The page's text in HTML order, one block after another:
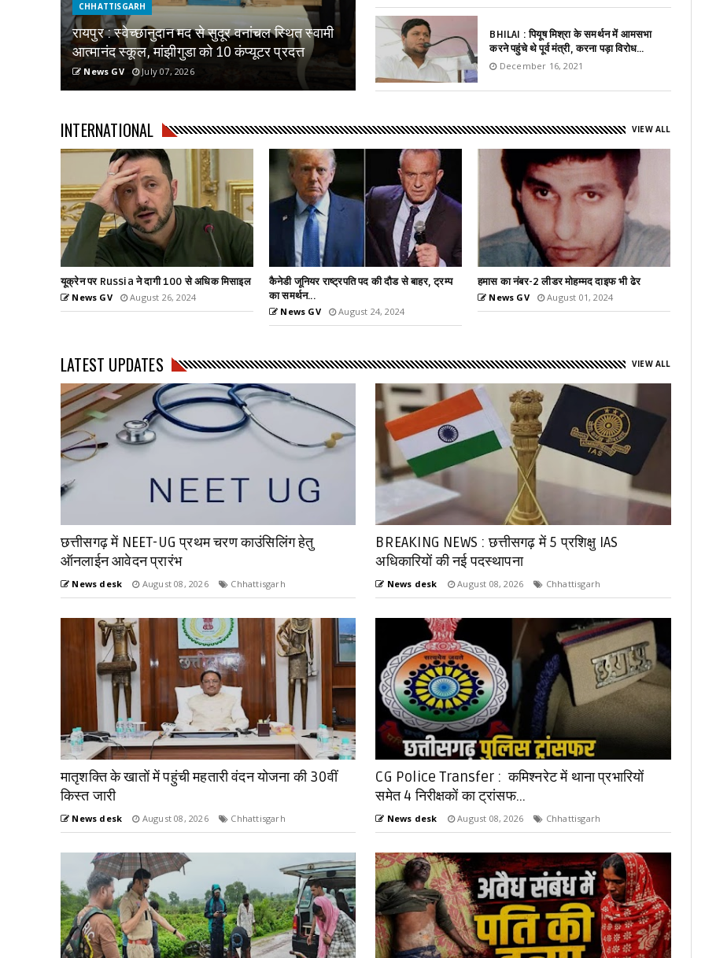
CHHATTISGARH
रायपुर : स्वेच्छानुदान मद से सुदूर वनांचल स्थित स्वामी
आत्मानंद स्कूल, मांझीगुडा को 10 कंप्यूटर प्रदत्त
News GV July 07, 2026
BHILAI : पियूष मिश्रा के समर्थन में आमसभा
करने पहुंचे थे पूर्व मंत्री, करना पड़ा विरोध...
December 16, 2021
INTERNATIONAL VIEW ALL
कैनेडी जूनियर राष्ट्रपति पद की दौड से बाहर, ट्रम्प
का समर्थन...
News GV August 24, 2024
हमास का नंबर-2 लीडर मोहम्मद दाइफ भी ढेर
News GV
पीएम मोदी ने मॉस्को में भारतीय मूल के लोगों को किया
संबोधित
News GV July 09, 2024
LATEST UPDATES VIEW ALL
छत्तीसगढ़ में NEET-UG प्रथम चरण काउंसिलिंग हेतु
ऑनलाईन आवेदन प्रारंभ
News desk August 08, 2026 Chhattisgarh
BREAKING NEWS : छत्तीसगढ़ में 5 प्रशिक्षु IAS
अधिकारियों की नई पदस्थापना
News desk August 08, 2026 Chhattisgarh
मातृशक्ति के खातों में पहुंची महतारी वंदन योजना की 30वीं
किस्त जारी
News desk August 08, 2026 Chhattisgarh
CG Police Transfer : कमिश्नरेट में थाना प्रभारियों
समेत 4 निरीक्षकों का ट्रांसफ...
News desk August 08, 2026 Chhattisgarh